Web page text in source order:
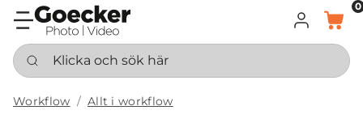
LOGGA IN
KORG
0
Klicka och sök här
Workflow Allt i workflow